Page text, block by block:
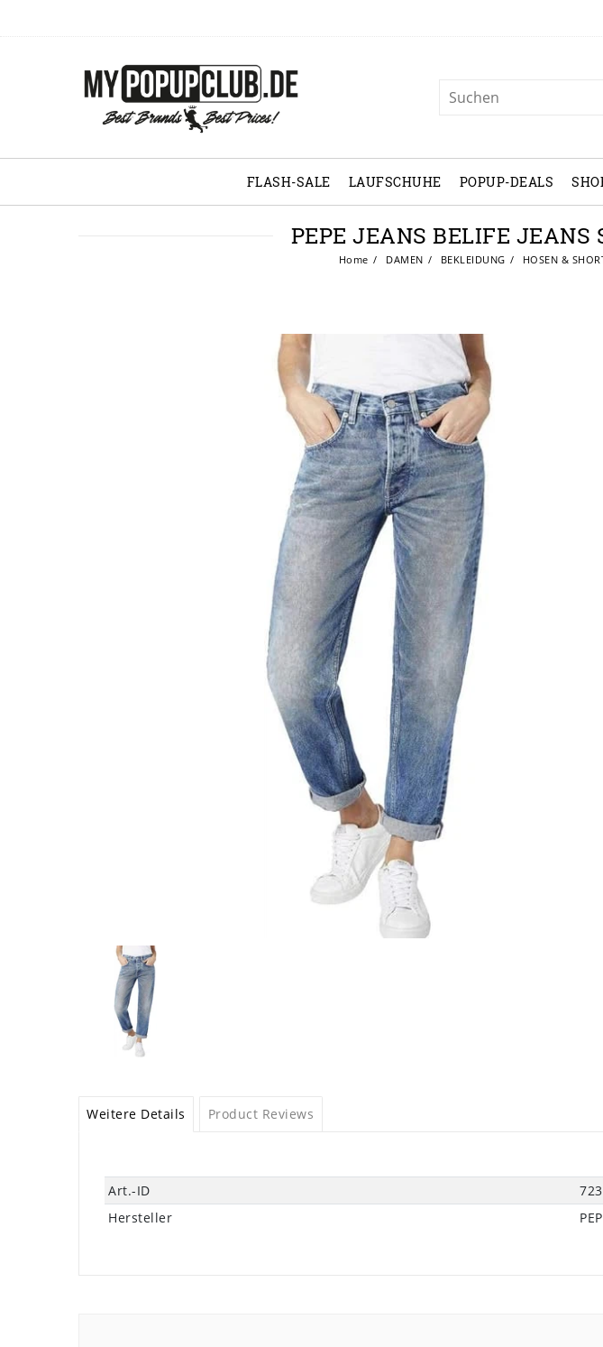
FLASH-SALE LAUFSCHUHE POPUP-DEALS
PEPE JEANS BELIFE
Home DAMEN BEKLEIDUNG HOSEN &
Weitere Details Product Reviews
Technisches
Merkmal
Wert
Art.-ID
Hersteller